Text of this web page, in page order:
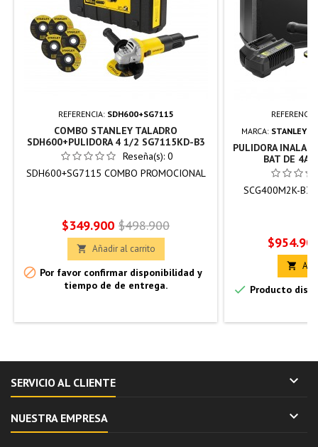
REFERENCIA: SDH600+SG7115
COMBO STANLEY TALADRO
SDH600+PULIDORA 4 1/2 SG7115KD-B3
Reseña(s): 0
SDH600+SG7115 COMBO PROMOCIONAL
Precio
$349.900 Precio
base
$498.900
 Añadir al carrito
 Por favor confirmar disponibilidad y
tiempo de de entrega.
MARCA: STANLEY
PULIDORA
BAT DE
SCG400M2K-B3
Precio

 Producto
SERVICIO AL CLIENTE 
NUESTRA EMPRESA 